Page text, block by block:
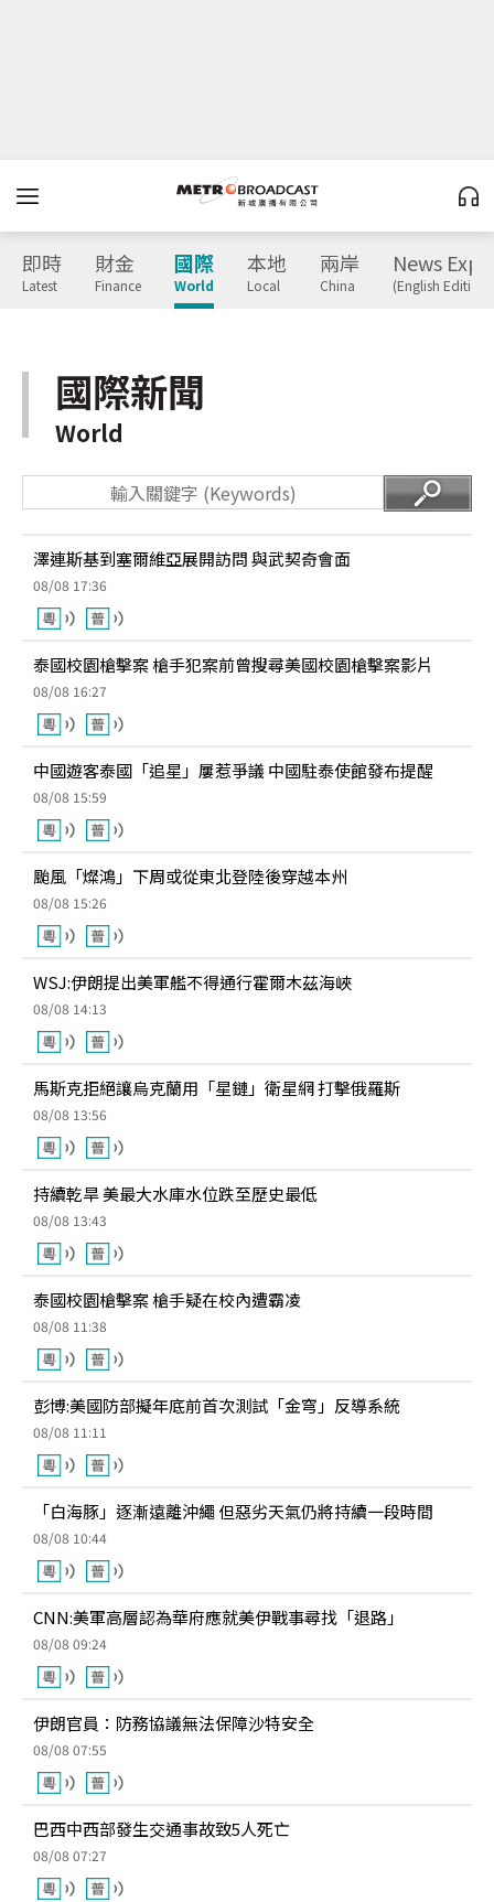
即時
Latest
財金
Finance
國際
World
本地
Local
兩岸
China
News
(English Edition)
國際新聞
World
澤連斯基到塞爾維亞展開訪問 與武契奇會面
08/08 17:36
泰國校園槍擊案 槍手犯案前曾搜尋美國校園槍擊案影片
08/08 16:27
中國遊客泰國「追星」屢惹爭議 中國駐泰使館發布提醒
08/08 15:59
颱風「燦鴻」下周或從東北登陸後穿越本州
08/08 15:26
WSJ:伊朗提出美軍艦不得通行霍爾木茲海峽
08/08 14:13
馬斯克拒絕讓烏克蘭用「星鏈」衛星網 打擊俄羅斯
08/08 13:56
持續乾旱 美最大水庫水位跌至歷史最低
08/08 13:43
泰國校園槍擊案 槍手疑在校內遭霸凌
08/08 11:38
彭博:美國防部擬年底前首次測試「金穹」反導系統
08/08 11:11
「白海豚」逐漸遠離沖繩 但惡劣天氣仍將持續一段時間
08/08 10:44
CNN:美軍高層認為華府應就美伊戰事尋找「退路」
08/08 09:24
伊朗官員：防務協議無法保障沙特安全
08/08 07:55
巴西中西部發生交通事故致5人死亡
08/08 07:27